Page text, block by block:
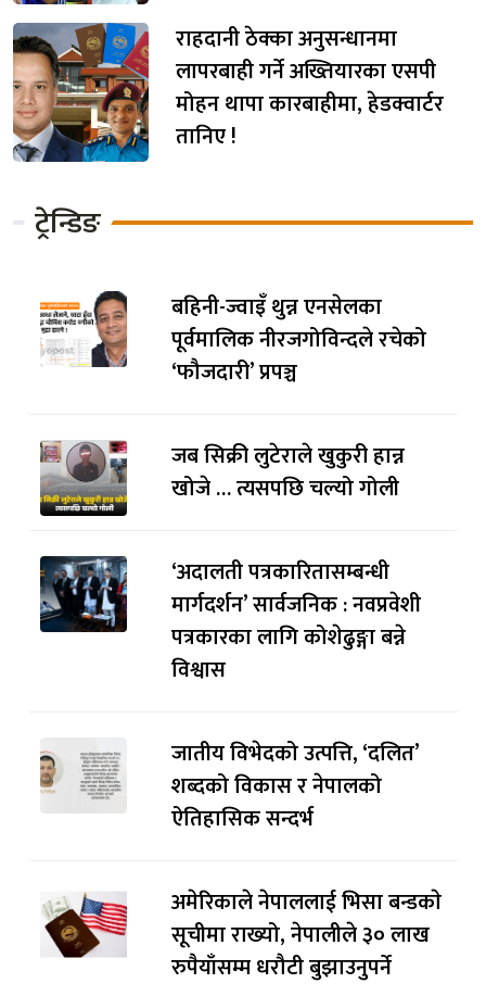
राहदानी ठेक्का अनुसन्धानमा
लापरबाही गर्ने अख्तियारका एसपी
मोहन थापा कारबाहीमा, हेडक्वार्टर
तानिए !
ट्रेन्डिङ
बहिनी-ज्वाइँ थुन्न एनसेलका
पूर्वमालिक नीरजगोविन्दले रचेको
‘फौजदारी’ प्रपञ्च
जब सिक्री लुटेराले खुकुरी हान्न
खोजे … त्यसपछि चल्यो गोली
‘अदालती पत्रकारितासम्बन्धी
मार्गदर्शन’ सार्वजनिक : नवप्रवेशी
पत्रकारका लागि कोशेढुङ्गा बन्ने
विश्वास
जातीय विभेदको उत्पत्ति, ‘दलित’
शब्दको विकास र नेपालको
ऐतिहासिक सन्दर्भ
अमेरिकाले नेपाललाई भिसा बन्डकाे
सूचीमा राख्यो, नेपालीले ३० लाख
रुपैयाँसम्म धरौटी बुझाउनुपर्ने